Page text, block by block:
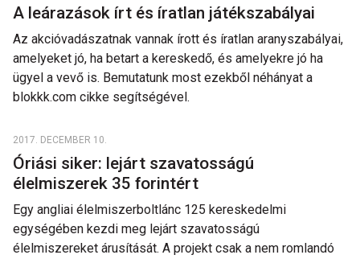
A leárazások írt és íratlan játékszabályai
Az akcióvadászatnak vannak írott és íratlan aranyszabályai,
amelyeket jó, ha betart a kereskedő, és amelyekre jó ha
ügyel a vevő is. Bemutatunk most ezekből néhányat a
blokkk.com cikke segítségével.
2017. DECEMBER 10.
Óriási siker: lejárt szavatosságú
élelmiszerek 35 forintért
Egy angliai élelmiszerboltlánc 125 kereskedelmi
egységében kezdi meg lejárt szavatosságú
élelmiszereket árusítását. A projekt csak a nem romlandó